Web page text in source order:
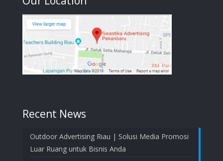
Recent News
Outdoor Advertising Riau | Solusi Media Promosi
Luar Ruang untuk Bisnis Anda